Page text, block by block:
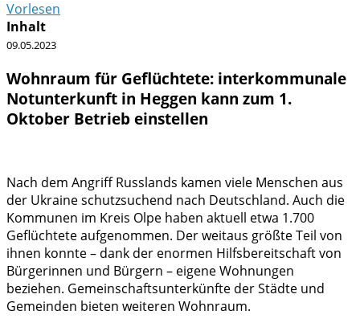
Vorlesen
Inhalt
09.05.2023
Wohnraum für Geflüchtete: interkommunale
Notunterkunft in Heggen kann zum 1.
Oktober Betrieb einstellen
Nach dem Angriff Russlands kamen viele Menschen aus
der Ukraine schutzsuchend nach Deutschland. Auch die
Kommunen im Kreis Olpe haben aktuell etwa 1.700
Geflüchtete aufgenommen. Der weitaus größte Teil von
ihnen konnte – dank der enormen Hilfsbereitschaft von
Bürgerinnen und Bürgern – eigene Wohnungen
beziehen. Gemeinschaftsunterkünfte der Städte und
Gemeinden bieten weiteren Wohnraum.